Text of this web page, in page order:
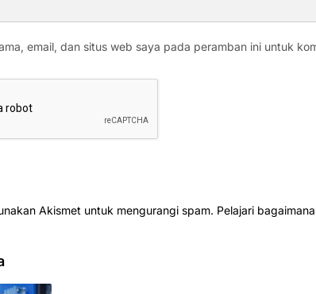
email, dan situs web saya pada peramban ini untuk
Akismet untuk mengurangi spam. Pelajari